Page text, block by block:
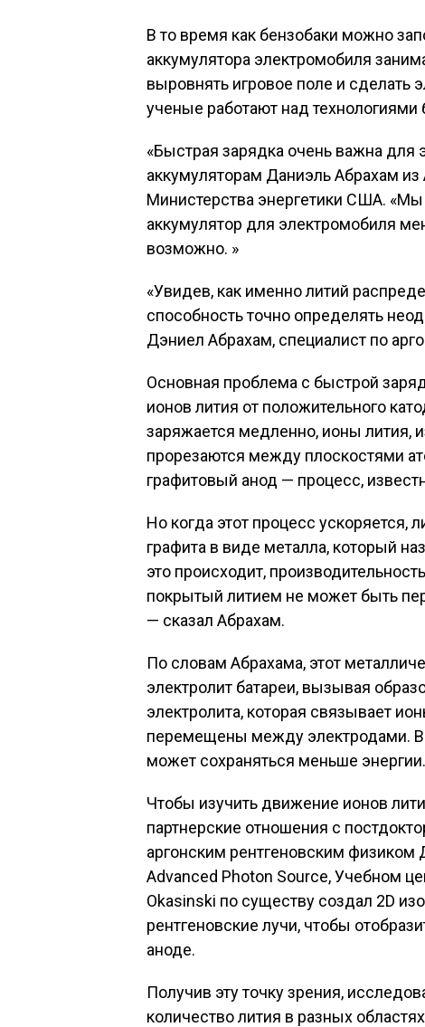
В то время как бензобаки можно
аккумулятора электромобиля
выровнять игровое поле и сделать
ученые работают над технологиями
«Быстрая зарядка очень важна для
аккумуляторам Даниэль Абрахам
Министерства энергетики США.
аккумулятор для электромобиля
возможно. »
«Увидев, как именно литий
способность точно определять
Дэниел Абрахам, специалист по
Основная проблема с быстрой
ионов лития от положительного
заряжается медленно, ионы лития,
прорезаются между плоскостями
графитовый анод — процесс,
Но когда этот процесс ускоряется,
графита в виде металла, который
это происходит,
покрытый литием не может быть
— сказал Абрахам.
По словам Абрахама, этот
электролит батареи, вызывая
электролита, которая связывает
перемещены между электродами. В
может сохраняться меньше энергии.
Чтобы изучить движение ионов
партнерские отношения с
аргонским рентгеновским
Advanced Photon Source, Учебном
Okasinski по существу создал 2D
рентгеновские лучи, чтобы
аноде.
Получив эту точку зрения,
количество лития в разных